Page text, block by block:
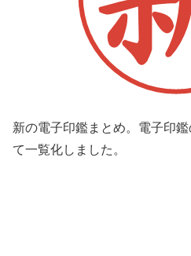
新の電子印鑑まとめ。電子印
て一覧化しました。